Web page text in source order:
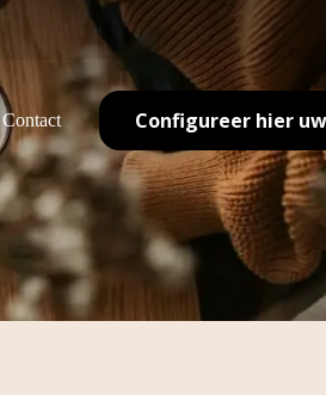
Contact Configureer hier